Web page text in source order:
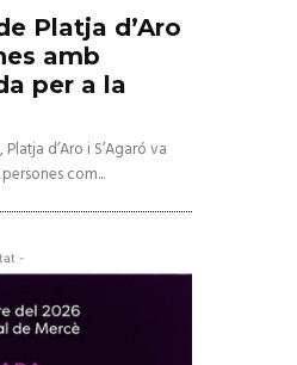
Platja d’Aro
amb
per a la
d’Aro i S’Agaró va
com...
-